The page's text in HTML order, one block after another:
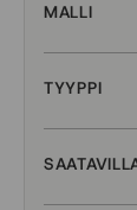
MALLI
TYYPPI